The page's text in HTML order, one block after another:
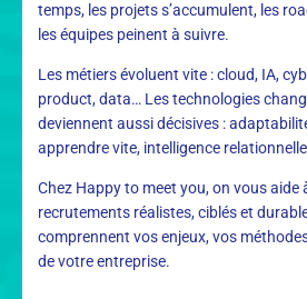
temps, les projets s’accumulent, les
les équipes peinent à suivre.
Les métiers évoluent vite : cloud, IA,
product, data… Les technologies
deviennent aussi décisives :
apprendre vite, intelligence
Chez Happy to meet you, on vous aide
recrutements réalistes, ciblés et
comprennent vos enjeux, vos
de votre entreprise.